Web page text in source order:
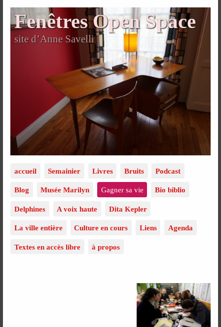
Fenêtres Open Space
site d’Anne Savelli
accueil Semainier Livres Bruits Podcast
Blog Musée Marilyn Gagner sa vie Bio biblio
Delphines A voix haute Dita Kepler
La ville entière Culture en cours Liens Agenda
Textes en accès libre à propos